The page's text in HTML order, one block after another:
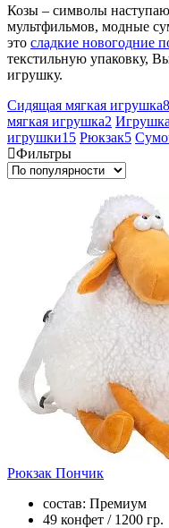
Козы – символы
мультфильмов, модные
это сладкие новогодние
текстильную упаковку,
игрушку.
Сидящая мягкая игрушка8
мягкая игрушка2
игрушки15 Рюкзак5
Фильтры
Рюкзак Пончик
состав: Премиум
49 конфет / 1200 гр.